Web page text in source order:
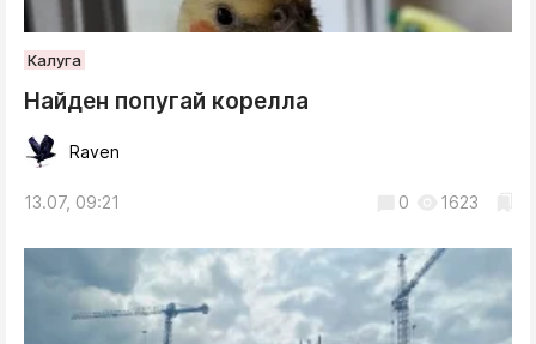
Калуга
Найден попугай корелла
Raven
13.07, 09:21 0 1623